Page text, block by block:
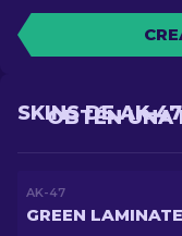
OBTÉN UNA
SKINS DE AK-
AK-47
GREEN LAMINATE